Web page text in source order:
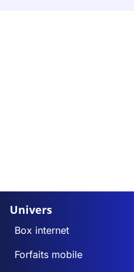
Univers
Box internet
Forfaits mobile